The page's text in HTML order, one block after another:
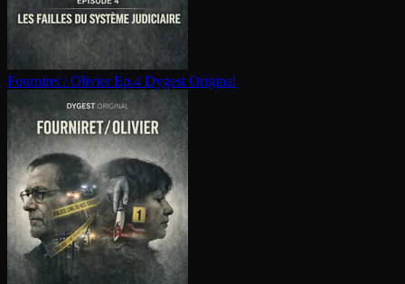
Fourniret / Olivier Ep.4 Dygest Original